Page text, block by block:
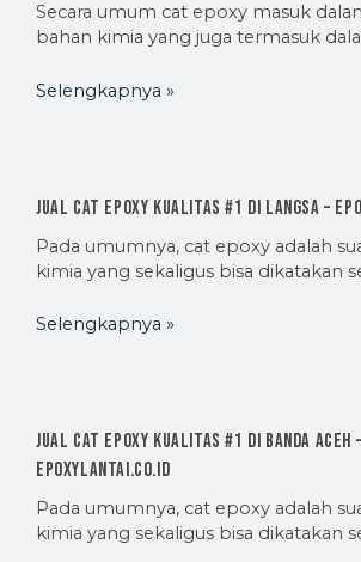
Secara umum cat epoxy masuk
bahan kimia yang juga termasuk
Selengkapnya »
Jual Cat Epoxy Kualitas #1 di Langsa –
Pada umumnya, cat epoxy adalah
kimia yang sekaligus bisa dikatakan
Selengkapnya »
Jual Cat Epoxy Kualitas #1 di Banda Aceh –
EpoxyLantai.co.id
Pada umumnya, cat epoxy adalah
kimia yang sekaligus bisa dikatakan